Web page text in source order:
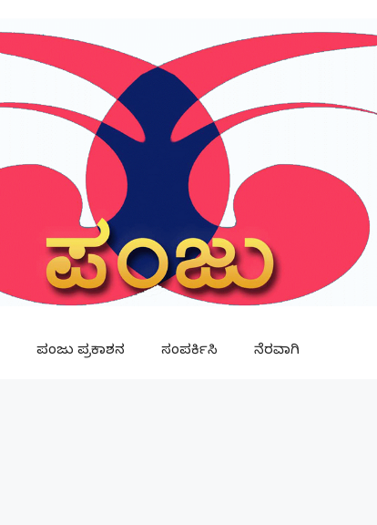
ಪಂಜು ಪ್ರಕಾಶನ ಸಂಪರ್ಕಿಸಿ ನೆರವಾಗಿ